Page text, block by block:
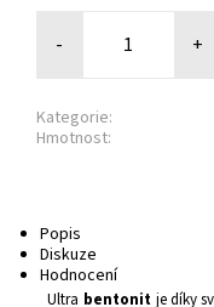
- +
Kategorie:
Hmotnost:
Popis
Diskuze
Hodnocení
Ultra bentonit je díky